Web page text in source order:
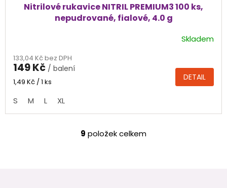
Nitrilové rukavice NITRIL PREMIUM3 100 ks,
nepudrované, fialové, 4.0 g
produktu
je
4,8
5
hvězdiček.
Skladem
133,04 Kč bez DPH
149 Kč / balení
Měrná
1,49 Kč / 1 ks DETAIL
S M L XL
O
9 položek celkem